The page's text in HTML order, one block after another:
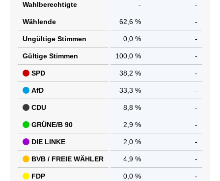
Wahlberechtigte - -
Wählende 62,6 % -
Ungültige Stimmen 0,0 % -
Gültige Stimmen 100,0 % -
SPD 38,2 % -
AfD 33,3 % -
CDU 8,8 % -
GRÜNE/B 90 2,9 % -
DIE LINKE 2,0 % -
BVB / FREIE WÄHLER 4,9 % -
FDP 0,0 % -